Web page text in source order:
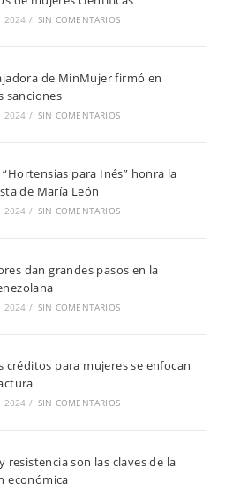
2024 / SIN COMENTARIOS
de MinMujer firmó en
sanciones
2024 / SIN COMENTARIOS
para Inés” honra la
de María León
2024 / SIN COMENTARIOS
dan grandes pasos en la
2024 / SIN COMENTARIOS
créditos para mujeres se enfocan
2024 / SIN COMENTARIOS
resistencia son las claves de la
económica